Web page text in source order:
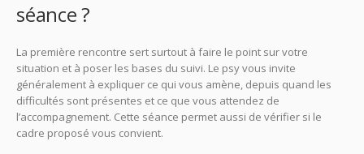
séance ?
La première rencontre sert surtout à faire le point sur votre
situation et à poser les bases du suivi. Le psy vous invite
généralement à expliquer ce qui vous amène, depuis quand les
difficultés sont présentes et ce que vous attendez de
l’accompagnement. Cette séance permet aussi de vérifier si le
cadre proposé vous convient.